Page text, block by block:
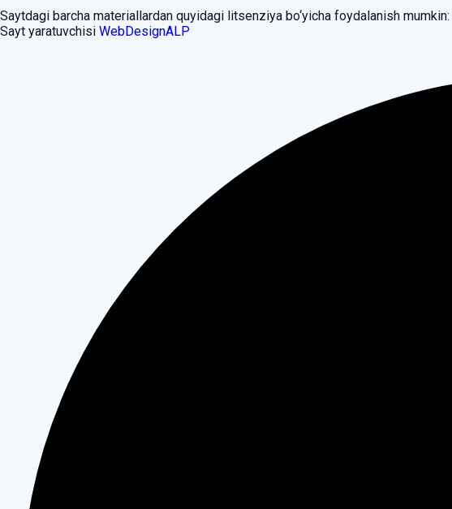
Saytdagi barcha materiallardan quyidagi litsenziya bo‘yicha foydalanish mumkin:
Sayt yaratuvchisi WebDesignALP